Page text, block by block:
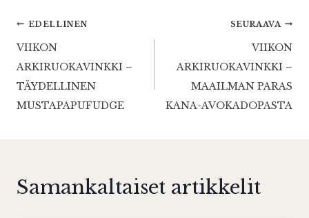
Artikkelien
selaus
EDELLINEN
VIIKON
ARKIRUOKAVINKKI –
TÄYDELLINEN
MUSTAPAPUFUDGE
SEURAAVA
VIIKON
ARKIRUOKAVINKKI –
MAAILMAN PARAS
KANA-AVOKADOPASTA
Samankaltaiset artikkelit